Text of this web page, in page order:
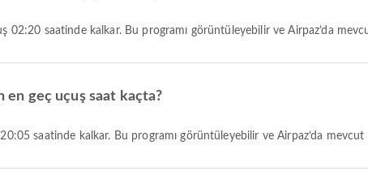
02:20 saatinde kalkar. Bu programı görüntüleyebilir ve Airpaz’da
en geç uçuş saat kaçta?
20:05 saatinde kalkar. Bu programı görüntüleyebilir ve Airpaz’da